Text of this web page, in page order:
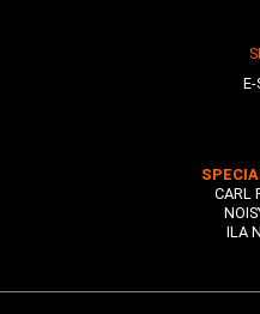
E-
CARL
ILA